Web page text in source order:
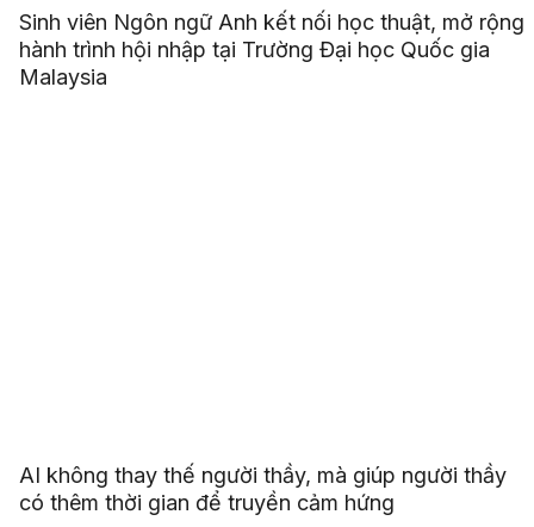
Sinh viên Ngôn ngữ Anh kết nối học thuật, mở rộng
hành trình hội nhập tại Trường Đại học Quốc gia
Malaysia
AI không thay thế người thầy, mà giúp người thầy
có thêm thời gian để truyền cảm hứng